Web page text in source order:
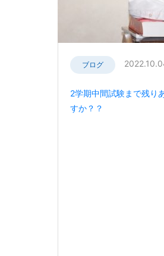
ブログ
2学期中間試験まで残り
すか？？